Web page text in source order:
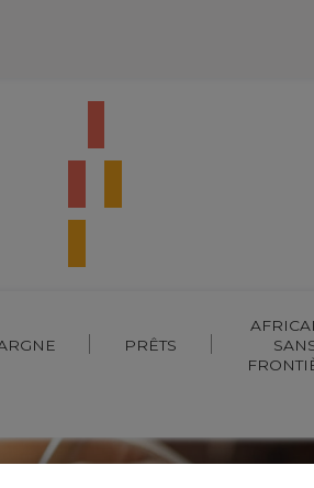
PRÊTS